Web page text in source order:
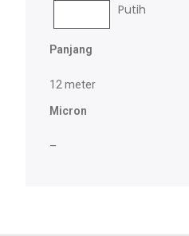
Putih
Panjang
12 meter
Micron
–